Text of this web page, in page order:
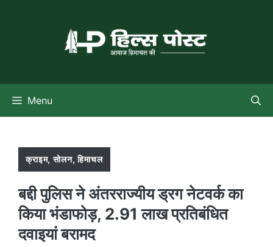
Menu
क्राइम,सोलन,हिमाचल
बद्दी पुलिस ने अंतरराज्यीय ड्रग नेटवर्क का
किया भंडाफोड़, 2.91 लाख प्रतिबंधित
दवाइयां बरामद